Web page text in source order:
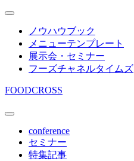
ノウハウブック
メニューテンプレート
展示会・セミナー
フーズチャネルタイムズ
FOODCROSS
conference
セミナー
特集記事